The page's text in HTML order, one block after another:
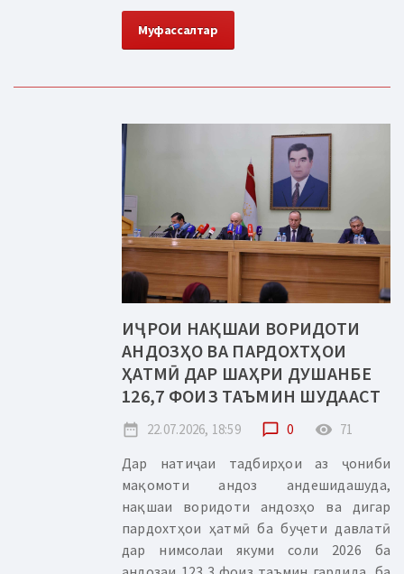
Муфассалтар
ИҶРОИ НАҚШАИ ВОРИДОТИ
АНДОЗҲО ВА ПАРДОХТҲОИ
ҲАТМӢ ДАР ШАҲРИ ДУШАНБЕ
126,7 ФОИЗ ТАЪМИН ШУДААСТ
date_range 22.07.2026, 18:59 chat_bubble_outline 0 remove_red_eye 71
Дар натиҷаи тадбирҳои аз ҷониби
мақомоти андоз андешидашуда,
нақшаи воридоти андозҳо ва дигар
пардохтҳои ҳатмӣ ба буҷети давлатӣ
дар нимсолаи якуми соли 2026 ба